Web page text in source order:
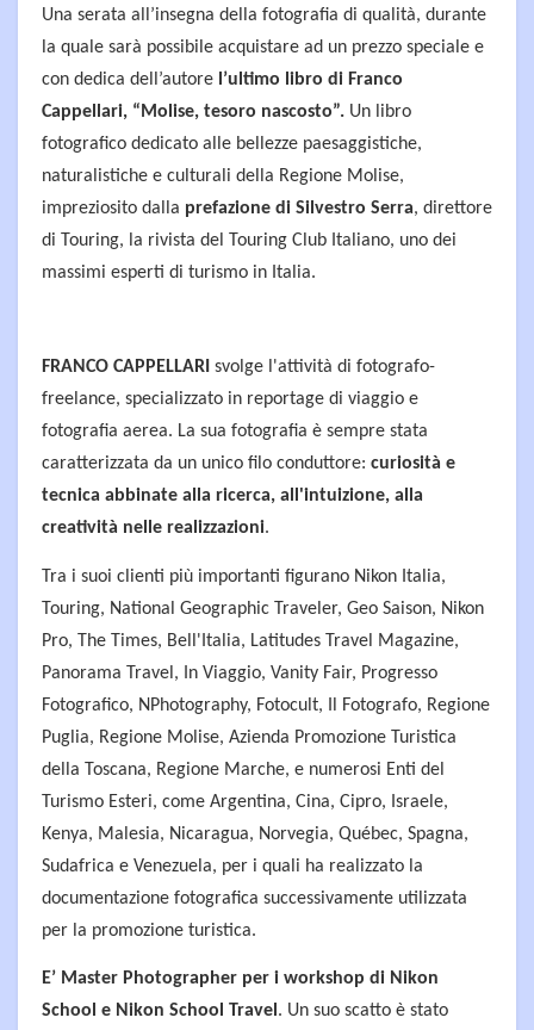
Una serata all’insegna della fotografia di qualità, durante
la quale sarà possibile acquistare ad un prezzo speciale e
con dedica dell’autore l’ultimo libro di Franco
Cappellari, “Molise, tesoro nascosto”. Un libro
fotografico dedicato alle bellezze paesaggistiche,
naturalistiche e culturali della Regione Molise,
impreziosito dalla prefazione di Silvestro Serra, direttore
di Touring, la rivista del Touring Club Italiano, uno dei
massimi esperti di turismo in Italia.
FRANCO CAPPELLARI svolge l'attività di fotografo-
freelance, specializzato in reportage di viaggio e
fotografia aerea. La sua fotografia è sempre stata
caratterizzata da un unico filo conduttore: curiosità e
tecnica abbinate alla ricerca, all'intuizione, alla
creatività nelle realizzazioni.
Tra i suoi clienti più importanti figurano Nikon Italia,
Touring, National Geographic Traveler, Geo Saison, Nikon
Pro, The Times, Bell'Italia, Latitudes Travel Magazine,
Panorama Travel, In Viaggio, Vanity Fair, Progresso
Fotografico, NPhotography, Fotocult, Il Fotografo, Regione
Puglia, Regione Molise, Azienda Promozione Turistica
della Toscana, Regione Marche, e numerosi Enti del
Turismo Esteri, come Argentina, Cina, Cipro, Israele,
Kenya, Malesia, Nicaragua, Norvegia, Québec, Spagna,
Sudafrica e Venezuela, per i quali ha realizzato la
documentazione fotografica successivamente utilizzata
per la promozione turistica.
E’ Master Photographer per i workshop di Nikon
School e Nikon School Travel . Un suo scatto è stato